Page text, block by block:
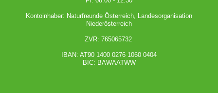
Kontoinhaber: Naturfreunde Österreich, Landesorganisation
Niederösterreich
ZVR: 765065732
IBAN: AT90 1400 0276 1060 0404
BIC: BAWAATWW